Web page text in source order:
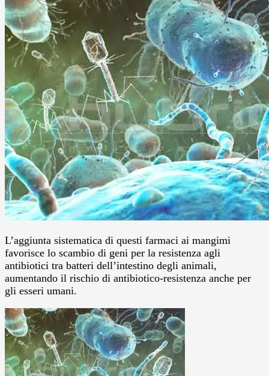
L’aggiunta sistematica di questi farmaci ai mangimi
favorisce lo scambio di geni per la resistenza agli
antibiotici tra batteri dell’intestino degli animali,
aumentando il rischio di antibiotico-resistenza anche per
gli esseri umani.